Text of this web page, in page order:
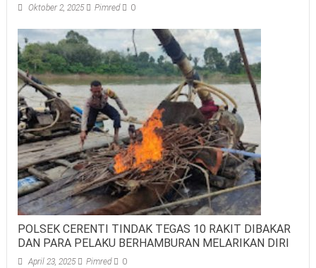
Oktober 2, 2025 Pimred 0
POLSEK CERENTI TINDAK TEGAS 10 RAKIT DIBAKAR
DAN PARA PELAKU BERHAMBURAN MELARIKAN DIRI
April 23, 2025 Pimred 0